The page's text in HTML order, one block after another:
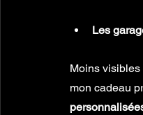
Les
Moins
mon cadeau